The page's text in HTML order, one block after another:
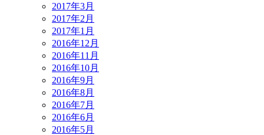
2017年3月
2017年2月
2017年1月
2016年12月
2016年11月
2016年10月
2016年9月
2016年8月
2016年7月
2016年6月
2016年5月